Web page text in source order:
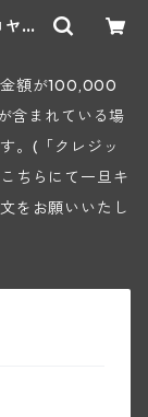
シ
金額が100,000
含まれている場
。(「クレジッ
ちらにて一旦キ
をお願いいたし